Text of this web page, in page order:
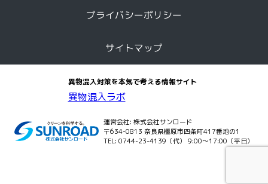
プライバシーポリシー
サイトマップ
異物混入対策を本気で考える情報サイト
異物混入ラボ
クリーンを科学する。SUNROAD 株
運営会社:株式会社サンロード
〒634-0813 奈良県橿原市四条町417番地の1
TEL:0744-23-4139 （代） 9:00～17:00（平日）